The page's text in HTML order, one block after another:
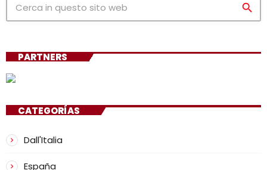
search
PARTNERS
CATEGORÍAS
Dall'Italia
España